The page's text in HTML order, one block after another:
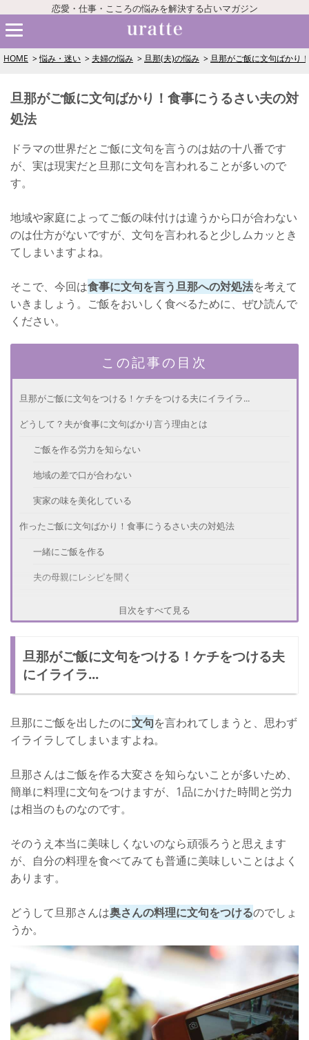
恋愛・仕事・こころの悩みを解決する占いマガジン
HOME 悩み・迷い 夫婦の悩み 旦那(夫)の悩み 旦那がご飯に文句ばかり
旦那がご飯に文句ばかり！食事にうるさい夫の対
処法
ドラマの世界だとご飯に文句を言うのは姑の十八番です
が、実は現実だと旦那に文句を言われることが多いので
す。
地域や家庭によってご飯の味付けは違うから口が合わない
のは仕方がないですが、文句を言われると少しムカッとき
てしまいますよね。
そこで、今回は食事に文句を言う旦那への対処法を考えて
いきましょう。ご飯をおいしく食べるために、ぜひ読んで
ください。
この記事の目次
旦那がご飯に文句をつける！ケチをつける夫にイライラ...
どうして？夫が食事に文句ばかり言う理由とは
ご飯を作る労力を知らない
地域の差で口が合わない
実家の味を美化している
作ったご飯に文句ばかり！食事にうるさい夫の対処法
一緒にご飯を作る
夫の母親にレシピを聞く
目次をすべて見る
旦那がご飯に文句をつける！ケチをつける夫
にイライラ...
旦那にご飯を出したのに文句を言われてしまうと、思わず
イライラしてしまいますよね。
旦那さんはご飯を作る大変さを知らないことが多いため、
簡単に料理に文句をつけますが、1品にかけた時間と労力
は相当のものなのです。
そのうえ本当に美味しくないのなら頑張ろうと思えます
が、自分の料理を食べてみても普通に美味しいことはよく
あります。
どうして旦那さんは奥さんの料理に文句をつけるのでしょ
うか。